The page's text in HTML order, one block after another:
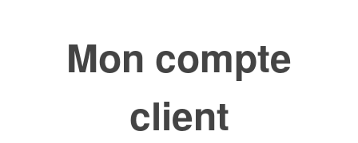
Mon compte
client